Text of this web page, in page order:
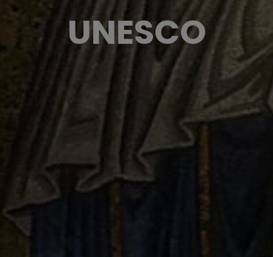
UNESCO